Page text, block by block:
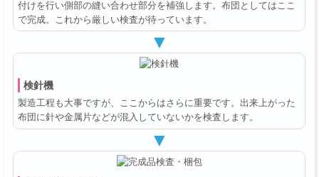
付けを行い側部の縫い合わせ部分を補強します。布団としてはここ
で完成。これから厳しい検査が待っています。
▼
検針機
製造工程も大事ですが、ここからはさらに重要です。出来上がった
布団に針や金属片などが混入していないかを検査します。
▼